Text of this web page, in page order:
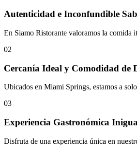
Autenticidad e Inconfundible
En Siamo Ristorante valoramos la comida
02
Cercanía Ideal y Comodidad de
Ubicados en Miami Springs, estamos a
03
Experiencia Gastronómica
Disfruta de una experiencia única en